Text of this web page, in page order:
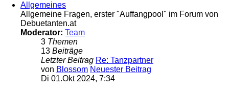
Allgemeines
Allgemeine Fragen, erster "Auffangpool" im Forum von
Debuetanten.at
Moderator: Team
3 Themen
13 Beiträge
Letzter Beitrag Re: Tanzpartner
von Blossom Neuester Beitrag
Di 01.Okt 2024, 7:34